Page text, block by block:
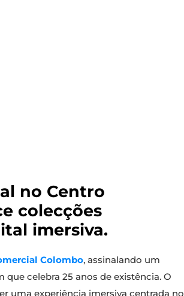
no Centro
colecções
imersiva.
Colombo, assinalando um
celebra 25 anos de existência. O
uma experiência imersiva centrada no